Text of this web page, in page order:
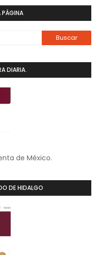
PÁGINA
DIARIA.
de México.
DE HIDALGO